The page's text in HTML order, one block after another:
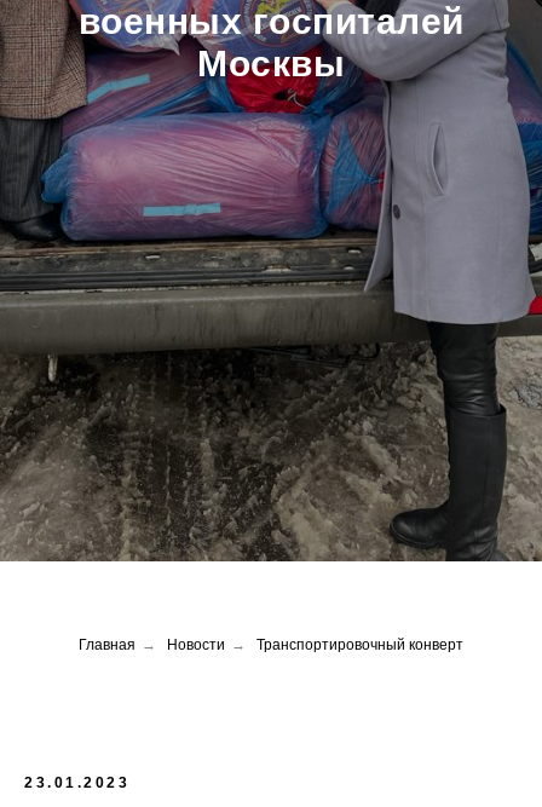
военных госпиталей
Москвы
Главная → Новости → Транспортировочный конверт
23.01.2023